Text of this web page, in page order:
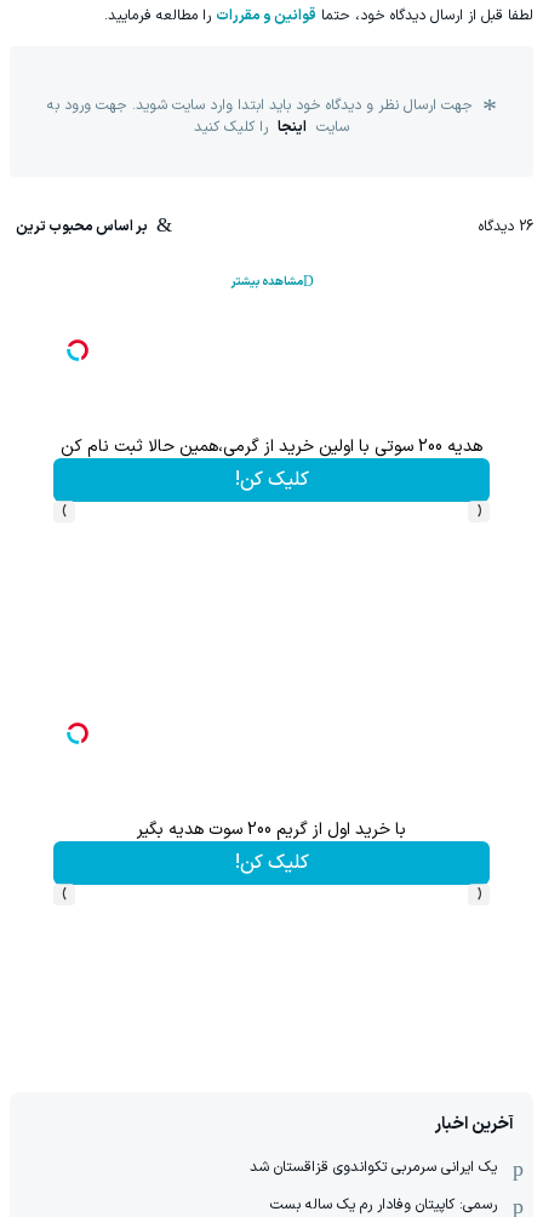
لطفا قبل از ارسال دیدگاه خود، حتما قوانین و مقررات را مطالعه فرمایید.
جهت ارسال نظر و دیدگاه خود باید ابتدا وارد سایت شوید. جهت ورود به
سایت اینجا را کلیک کنید
26 دیدگاه بر اساس محبوب ترین
مشاهده بیشتر
هدیه 200 سوتی با اولین خرید از گرمی،همین حالا ثبت نام کن
کلیک کن!
‹
›
با خرید اول از گریم 200 سوت هدیه بگیر
کلیک کن!
‹
›
آخرین اخبار
یک ایرانی سرمربی تکواندوی قزاقستان شد
رسمی: کاپیتان وفادار رم یک ساله بست